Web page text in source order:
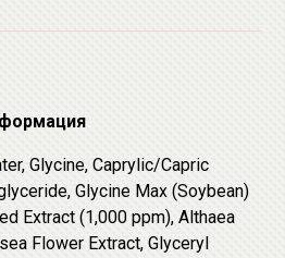
сои (1,000 ppm),
с острова Чонсон -
Кореи. Чёрная соя
видов сои более высоким
антиоксидантов и витаминов
подавляет воспаление,
кожи и улучшает работу
Glycine, Caprylic/Capric
Glycine Max (Soybean)
Extract (1,000 ppm), Althaea
Flower Extract, Glyceryl